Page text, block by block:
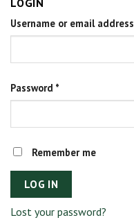
LOGIN
Username or email address
Password *
Remember me
LOG IN
Lost your password?